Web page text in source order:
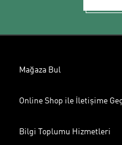
Mağaza Bul
Online Shop ile İletişime Geç
Bilgi Toplumu Hizmetleri